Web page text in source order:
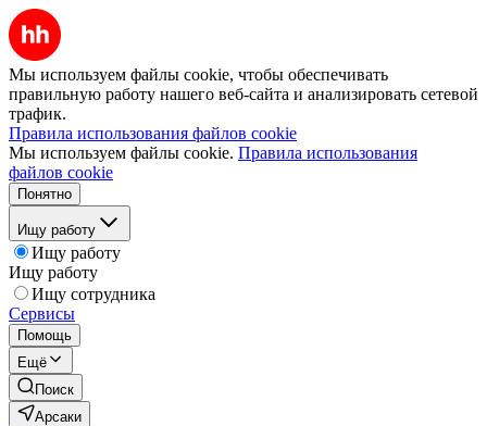
Мы используем файлы cookie, чтобы обеспечивать
правильную работу нашего веб-сайта и анализировать сетевой
трафик.
Правила использования файлов cookie
Мы используем файлы cookie. Правила использования
файлов cookie
Понятно
Ищу работу
Ищу работу
Ищу работу
Ищу сотрудника
Сервисы
Помощь
Ещё
Поиск
Арсаки